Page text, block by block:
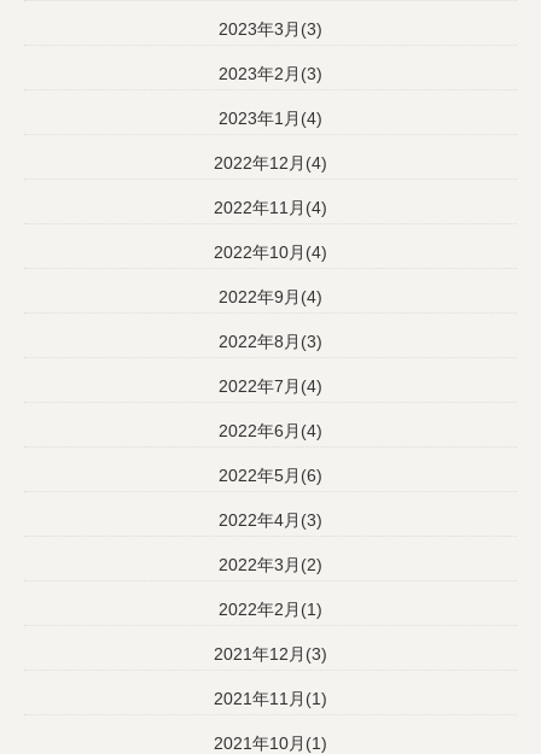
2023年3月(3)
2023年2月(3)
2023年1月(4)
2022年12月(4)
2022年11月(4)
2022年10月(4)
2022年9月(4)
2022年8月(3)
2022年7月(4)
2022年6月(4)
2022年5月(6)
2022年4月(3)
2022年3月(2)
2022年2月(1)
2021年12月(3)
2021年11月(1)
2021年10月(1)